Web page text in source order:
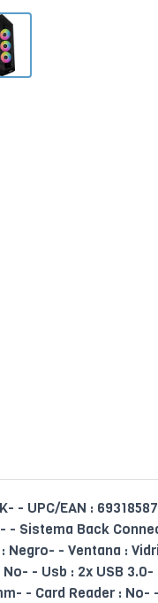
- UPC/EAN :
- Sistema Back
- Ventana :
- Usb : 2x USB 3.0-
- Card Reader : No- -